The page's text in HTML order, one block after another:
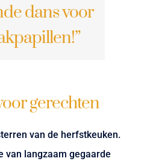
dans voor
gerechten
van de herfstkeuken.
van langzaam gegaarde